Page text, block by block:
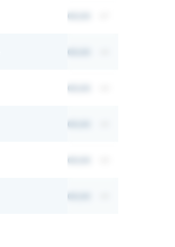
00,00
00,00
00,00
00,00
00,00
00,00